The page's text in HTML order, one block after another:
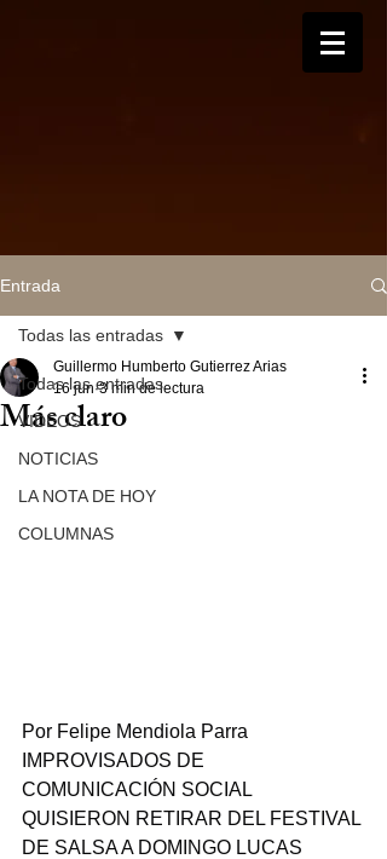
Entrada
Todas las entradas
VIDEOS
NOTICIAS
LA NOTA DE HOY
COLUMNAS
Todas las entradas
Más claro
Guillermo Humberto Gutierrez Arias
16 jun 3 min de lectura
Por Felipe Mendiola Parra
IMPROVISADOS DE
COMUNICACIÓN SOCIAL
QUISIERON RETIRAR DEL FESTIVAL
DE SALSA A DOMINGO LUCAS